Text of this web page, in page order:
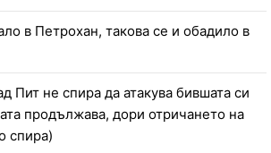
в Петрохан, такова се и обадило в
Пит не спира да атакува бившата си
продължава, дори отричането на
спира)